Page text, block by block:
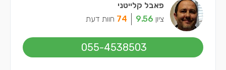
פאבל קלייטני
ציון 9.56
74 חוות דעת
055-4538503